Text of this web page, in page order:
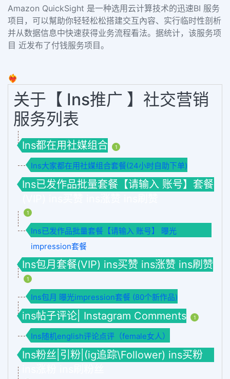
Amazon QuickSight 是一种选用云计算技术的迅速BI 服务
项目，可以幫助你轻轻松松搭建交互內容、实行临时性剖析
并从数据信息中快速获得业务流程看法。据统计，该服务项
目 近发布了付钱服务项目。
❤️‍🔥
关于【 Ins推广 】社交营销
服务列表
Ins都在用社媒组合 1
Ins大家都在用社媒组合套餐(24小时自助下单)
Ins已发作品批量套餐【请输入 账号】套餐
1
Ins已发作品批量套餐【请输入 账号】 曝光
impression套餐
Ins包月套餐(VIP) ins买赞 ins涨赞 ins刷赞
1
Ins包月 曝光impression套餐 (80个新作品)
ins帖子评论| Instagram Comments 1
Ins随机english评论点评（female女人）
Ins粉丝|引粉|(ig追踪\Follower) ins买粉